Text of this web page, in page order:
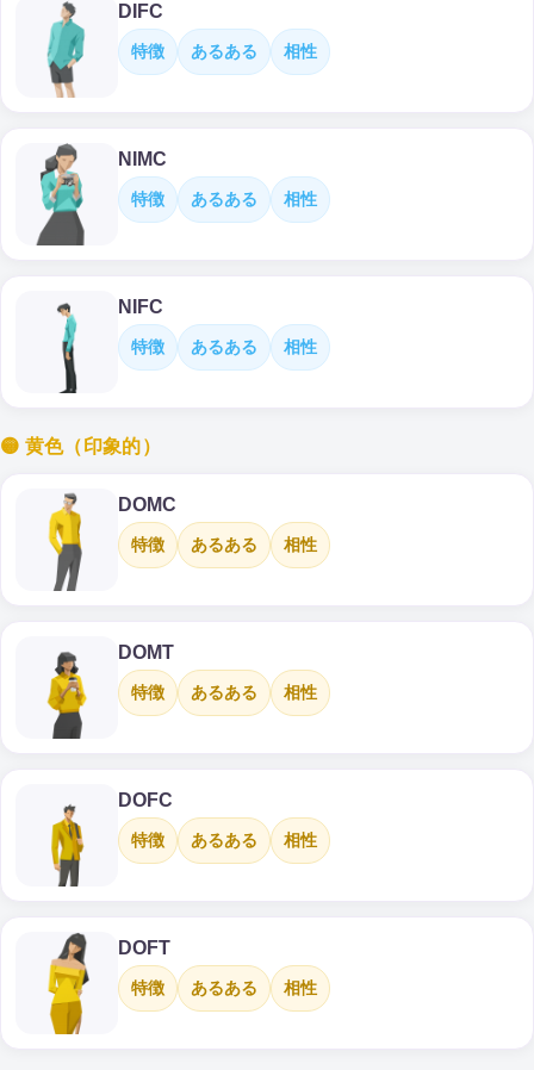
DIFC
特徴 あるある 相性
NIMC
特徴 あるある 相性
NIFC
特徴 あるある 相性
🟡 黄色（印象的）
DOMC
特徴 あるある 相性
DOMT
特徴 あるある 相性
DOFC
特徴 あるある 相性
DOFT
特徴 あるある 相性